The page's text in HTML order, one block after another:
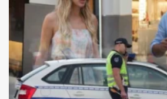
4
Održan
Republike